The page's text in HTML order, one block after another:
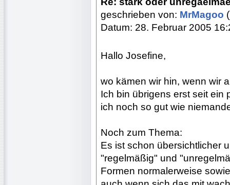
geschrieben von: MrMagoo
Datum: 28. Februar 2005
Hallo Josefine,
wo kämen wir hin, wenn wir
Ich bin übrigens erst seit ein
ich noch so gut wie
Noch zum Thema:
Es ist schon übersichtlicher
"regelmäßig" und
Formen normalerweise